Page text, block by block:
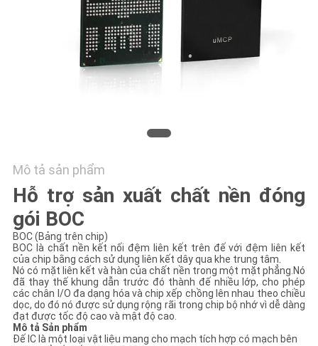
SƠ
ĐỒ
TRANG
WEB
PRIVACY
POLICY
Mô tả sản phẩm
Hỗ trợ sản xuất chất nền đóng
gói BOC
BOC (Bảng trên chip)
BOC là chất nền kết nối đệm liên kết trên đế với đệm liên kết
của chip bằng cách sử dụng liên kết dây qua khe trung tâm.
Nó có mặt liên kết và hàn của chất nền trong một mặt phẳng.Nó
đã thay thế khung dẫn trước đó thành đế nhiều lớp, cho phép
các chân I/O đa dạng hóa và chip xếp chồng lên nhau theo chiều
dọc, do đó nó được sử dụng rộng rãi trong chip bộ nhớ vì dễ dàng
đạt được tốc độ cao và mật độ cao.
Mô tả Sản phẩm
Đế IC là một loại vật liệu mang cho mạch tích hợp có mạch bên